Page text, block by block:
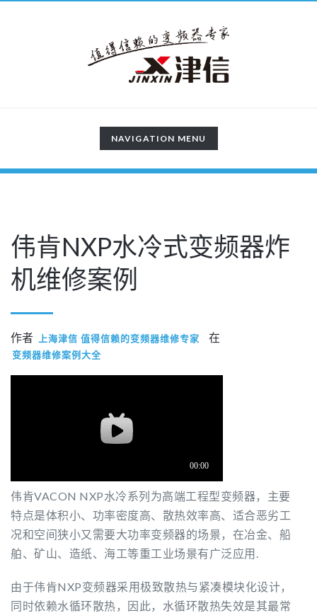
TOGGLE
NAVIGATION
NAVIGATION MENU
伟肯NXP水冷式变频器炸
机维修案例
作者 上海津信 值得信赖的变频器维修专家 在
变频器维修案例大全
伟肯VACON NXP水冷系列为高端工程型变频器，主要
特点是体积小、功率密度高、散热效率高、适合恶劣工
况和空间狭小又需要大功率变频器的场景，在冶金、船
舶、矿山、造纸、海工等重工业场景有广泛应用.
由于伟肯NXP变频器采用极致散热与紧凑模块化设计，
同时依赖水循环散热，因此，水循环散热失效是其最常